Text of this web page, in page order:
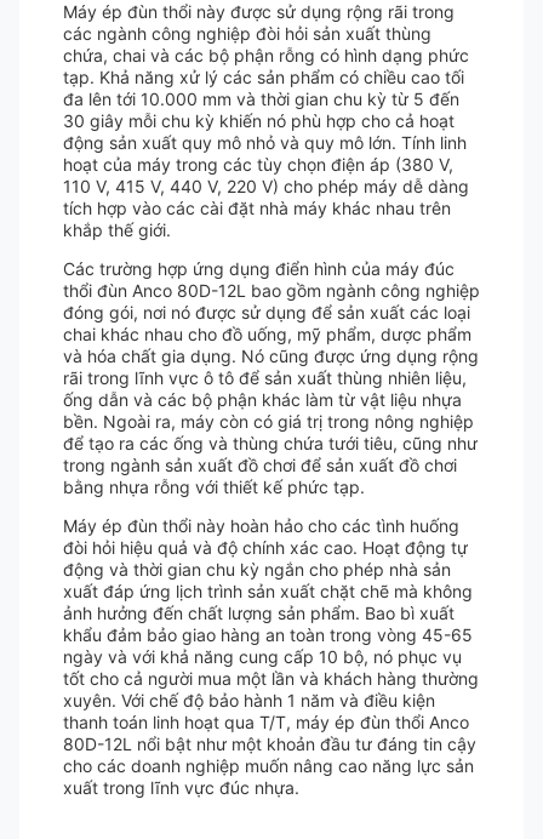
Máy ép đùn thổi này được sử dụng rộng rãi trong
các ngành công nghiệp đòi hỏi sản xuất thùng
chứa, chai và các bộ phận rỗng có hình dạng phức
tạp. Khả năng xử lý các sản phẩm có chiều cao tối
đa lên tới 10.000 mm và thời gian chu kỳ từ 5 đến
30 giây mỗi chu kỳ khiến nó phù hợp cho cả hoạt
động sản xuất quy mô nhỏ và quy mô lớn. Tính linh
hoạt của máy trong các tùy chọn điện áp (380 V,
110 V, 415 V, 440 V, 220 V) cho phép máy dễ dàng
tích hợp vào các cài đặt nhà máy khác nhau trên
khắp thế giới.
Các trường hợp ứng dụng điển hình của máy đúc
thổi đùn Anco 80D-12L bao gồm ngành công nghiệp
đóng gói, nơi nó được sử dụng để sản xuất các loại
chai khác nhau cho đồ uống, mỹ phẩm, dược phẩm
và hóa chất gia dụng. Nó cũng được ứng dụng rộng
rãi trong lĩnh vực ô tô để sản xuất thùng nhiên liệu,
ống dẫn và các bộ phận khác làm từ vật liệu nhựa
bền. Ngoài ra, máy còn có giá trị trong nông nghiệp
để tạo ra các ống và thùng chứa tưới tiêu, cũng như
trong ngành sản xuất đồ chơi để sản xuất đồ chơi
bằng nhựa rỗng với thiết kế phức tạp.
Máy ép đùn thổi này hoàn hảo cho các tình huống
đòi hỏi hiệu quả và độ chính xác cao. Hoạt động tự
động và thời gian chu kỳ ngắn cho phép nhà sản
xuất đáp ứng lịch trình sản xuất chặt chẽ mà không
ảnh hưởng đến chất lượng sản phẩm. Bao bì xuất
khẩu đảm bảo giao hàng an toàn trong vòng 45-65
ngày và với khả năng cung cấp 10 bộ, nó phục vụ
tốt cho cả người mua một lần và khách hàng thường
xuyên. Với chế độ bảo hành 1 năm và điều kiện
thanh toán linh hoạt qua T/T, máy ép đùn thổi Anco
80D-12L nổi bật như một khoản đầu tư đáng tin cậy
cho các doanh nghiệp muốn nâng cao năng lực sản
xuất trong lĩnh vực đúc nhựa.